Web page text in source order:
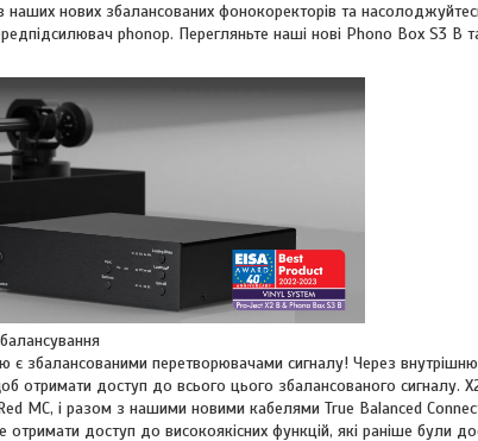
наших нових збалансованих фонокоректорів та
phonop. Перегляньте наші нові Phono Box S3 B
є збалансованими перетворювачами сигналу! Через
отримати доступ до всього цього збалансованого сигналу.
MC, і разом з нашими новими кабелями True Balanced
доступ до високоякісних функцій, які раніше були